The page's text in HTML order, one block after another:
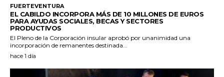
FUERTEVENTURA
EL CABILDO INCORPORA MÁS DE 10 MILLONES DE EUROS
PARA AYUDAS SOCIALES, BECAS Y SECTORES
PRODUCTIVOS
El Pleno de la Corporación insular aprobó por unanimidad una
incorporación de remanentes destinada...
hace 1 día